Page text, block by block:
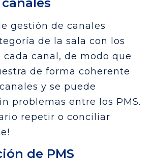
gestión de canales
de la sala con los
canal, de modo que
de forma coherente
y se puede
problemas entre los PMS.
repetir o conciliar
de PMS